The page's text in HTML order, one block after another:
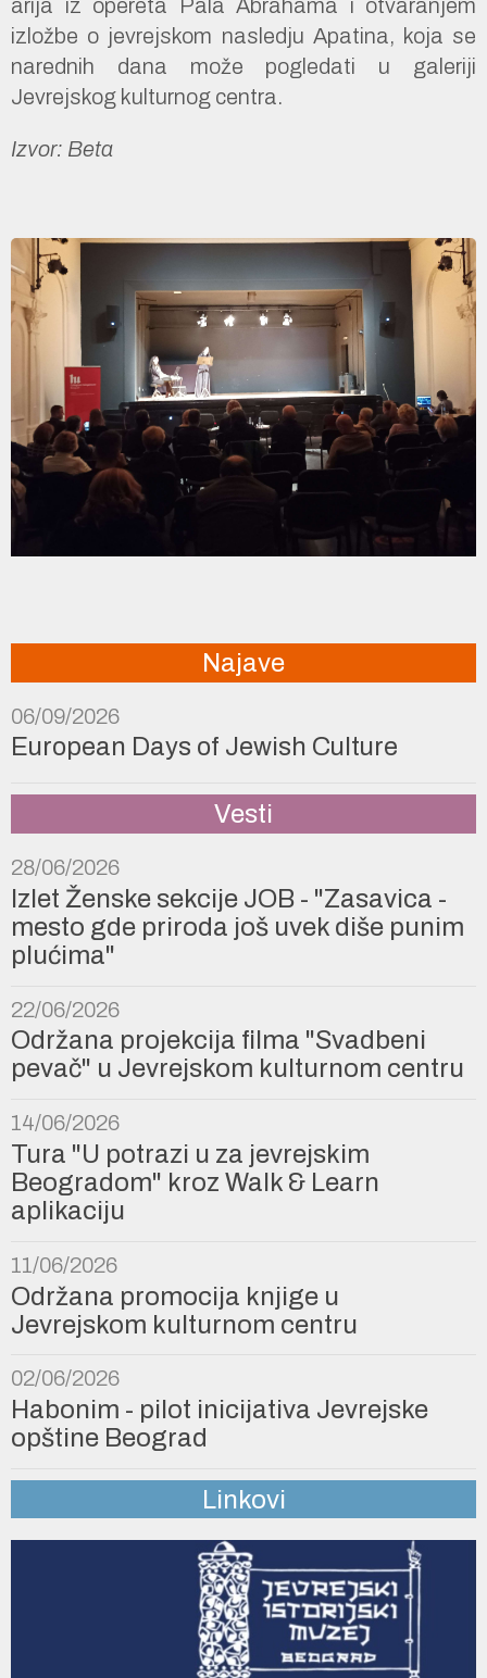
arija iz opereta Pala Abrahama i otvaranjem
izložbe o jevrejskom nasledju Apatina, koja se
narednih dana može pogledati u galeriji
Jevrejskog kulturnog centra.
Izvor: Beta
Najave
06/09/2026
European Days of Jewish Culture
Vesti
28/06/2026
Izlet Ženske sekcije JOB - "Zasavica -
mesto gde priroda još uvek diše punim
plućima"
22/06/2026
Održana projekcija filma "Svadbeni
pevač" u Jevrejskom kulturnom centru
14/06/2026
Tura "U potrazi u za jevrejskim
Beogradom" kroz Walk & Learn
aplikaciju
11/06/2026
Održana promocija knjige u
Jevrejskom kulturnom centru
02/06/2026
Habonim - pilot inicijativa Jevrejske
opštine Beograd
Linkovi